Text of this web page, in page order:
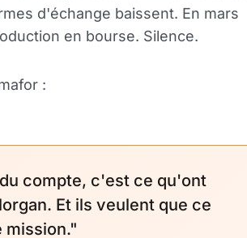
d'échange baissent. En mars
en bourse. Silence.
:
compte, c'est ce qu'ont
Et ils veulent que ce
mission."